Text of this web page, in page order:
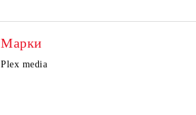
Марки
Plex media